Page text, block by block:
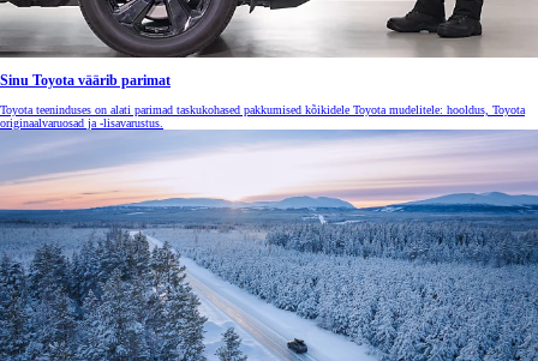
Sinu Toyota väärib parimat
Toyota teeninduses on alati parimad taskukohased pakkumised kõikidele Toyota mudelitele: hooldus, Toyota
originaalvaruosad ja -lisavarustus.